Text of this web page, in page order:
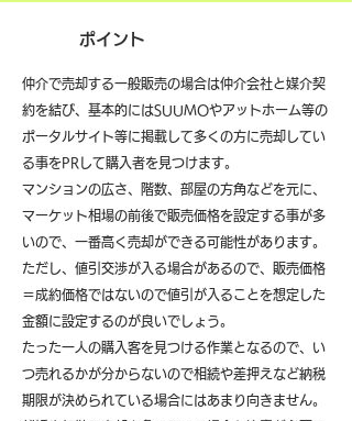
ポイント
仲介で売却する一般販売の場合は仲介会社と媒介契
約を結び、基本的にはSUUMOやアットホーム等の
ポータルサイト等に掲載して多くの方に売却してい
る事をPRして購入者を見つけます。
マンションの広さ、階数、部屋の方角などを元に、
マーケット相場の前後で販売価格を設定する事が多
いので、一番高く売却ができる可能性があります。
ただし、値引交渉が入る場合があるので、販売価格
＝成約価格ではないので値引が入ることを想定した
金額に設定するのが良いでしょう。
たった一人の購入客を見つける作業となるので、い
つ売れるかが分からないので相続や差押えなど納税
期限が決められている場合にはあまり向きません。